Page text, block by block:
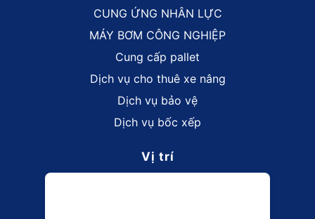
CUNG ỨNG NHÂN LỰC
MÁY BƠM CÔNG NGHIỆP
Cung cấp pallet
Dịch vụ cho thuê xe nâng
Dịch vụ bảo vệ
Dịch vụ bốc xếp
Vị trí